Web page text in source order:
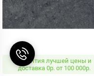
Гарантия лучшей цены и
доставка 0р. от 100 000р.